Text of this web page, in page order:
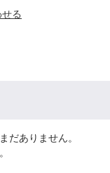
る
だありません。